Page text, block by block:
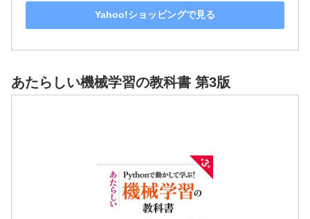
Yahoo!ショッピングで見る
あたらしい機械学習の教科書 第3版